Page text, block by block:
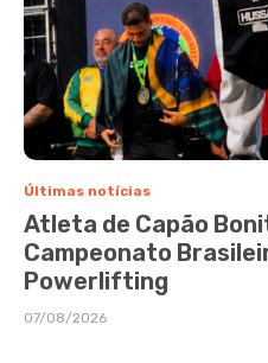
Últimas notícias
Atleta de Capão
Campeonato
Powerlifting
07/08/2026